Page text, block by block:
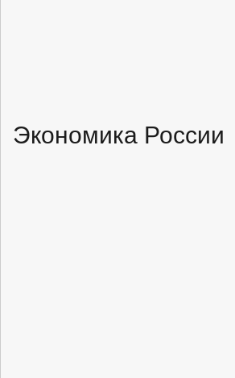
Экономика России